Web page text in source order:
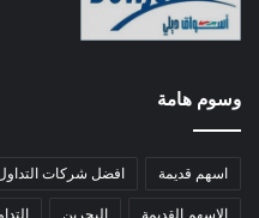
وسوم هامة
اسهم قديمة افضل شركات التداول
الاسهم القديمة البحرين